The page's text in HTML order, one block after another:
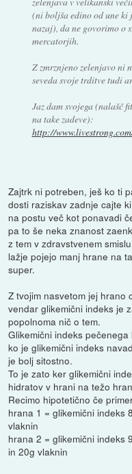
(ni boljša edino od une ki
nazaj), da ne govorimo o
mercatorjih.
Z zmrznjeno zelenjavo ni
seveda svoje trditve tudi
Jaz dam svojega (nalašč
na take zadeve):
http://
Zajtrk ni potreben, ješ ko ti
dosti raziskav zadnje cajte
na postu več kot ponavadi
pa to še neka znanost
z tem v zdravstvenem
lažje pojejo manj hrane na
super.
Z tvojim nasvetom jej hrano
vendar glikemični indeks je
popolnoma nič o tem.
Glikemični indeks
ko je glikemični indeks
je bolj sitostno.
To je zato ker glikemični
hidratov v hrani na težo
Recimo hipotetično če
hrana 1 = glikemični indeks
vlaknin
hrana 2 = glikemični indeks
in 20g vlaknin